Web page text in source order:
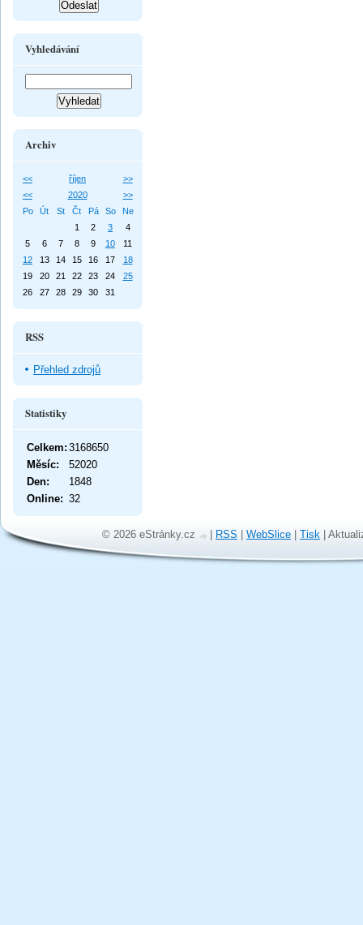
Vyhledávání
Archiv
<< říjen
>>
<<
2020
>>
Po
Út St Čt Pá So
Ne
1
2 3
4
5
6 7 8 9 10
11
12
13 14 15 16 17
18
19
20 21 22 23 24
25
26
27 28 29 30 31
RSS
Přehled zdrojů
Statistiky
Online: 32
Celkem: 3168650
Měsíc:
52020
Den:
1848
© 2026 eStránky.cz | RSS | WebSlice | Tisk |